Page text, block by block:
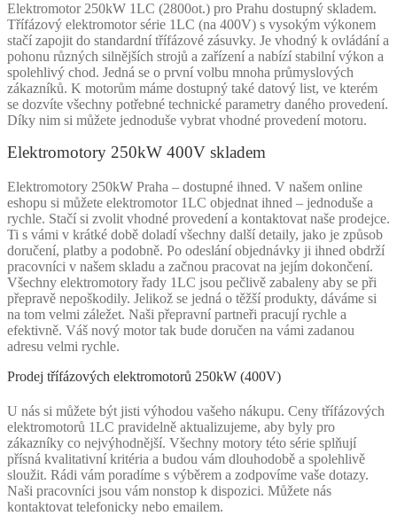
Elektromotor 250kW 1LC (2800ot.) pro Prahu dostupný skladem.
Třífázový elektromotor série 1LC (na 400V) s vysokým výkonem
stačí zapojit do standardní třífázové zásuvky. Je vhodný k ovládání a
pohonu různých silnějších strojů a zařízení a nabízí stabilní výkon a
spolehlivý chod. Jedná se o první volbu mnoha průmyslových
zákazníků. K motorům máme dostupný také datový list, ve kterém
se dozvíte všechny potřebné technické parametry daného provedení.
Díky nim si můžete jednoduše vybrat vhodné provedení motoru.
Elektromotory 250kW 400V skladem
Elektromotory 250kW Praha – dostupné ihned. V našem online
eshopu si můžete elektromotor 1LC objednat ihned – jednoduše a
rychle. Stačí si zvolit vhodné provedení a kontaktovat naše prodejce.
Ti s vámi v krátké době doladí všechny další detaily, jako je způsob
doručení, platby a podobně. Po odeslání objednávky ji ihned obdrží
pracovníci v našem skladu a začnou pracovat na jejím dokončení.
Všechny elektromotory řady 1LC jsou pečlivě zabaleny aby se při
přepravě nepoškodily. Jelikož se jedná o těžší produkty, dáváme si
na tom velmi záležet. Naši přepravní partneři pracují rychle a
efektivně. Váš nový motor tak bude doručen na vámi zadanou
adresu velmi rychle.
Prodej třífázových elektromotorů 250kW (400V)
U nás si můžete být jisti výhodou vašeho nákupu. Ceny třífázových
elektromotorů 1LC pravidelně aktualizujeme, aby byly pro
zákazníky co nejvýhodnější. Všechny motory této série splňují
přísná kvalitativní kritéria a budou vám dlouhodobě a spolehlivě
sloužit. Rádi vám poradíme s výběrem a zodpovíme vaše dotazy.
Naši pracovníci jsou vám nonstop k dispozici. Můžete nás
kontaktovat telefonicky nebo emailem.